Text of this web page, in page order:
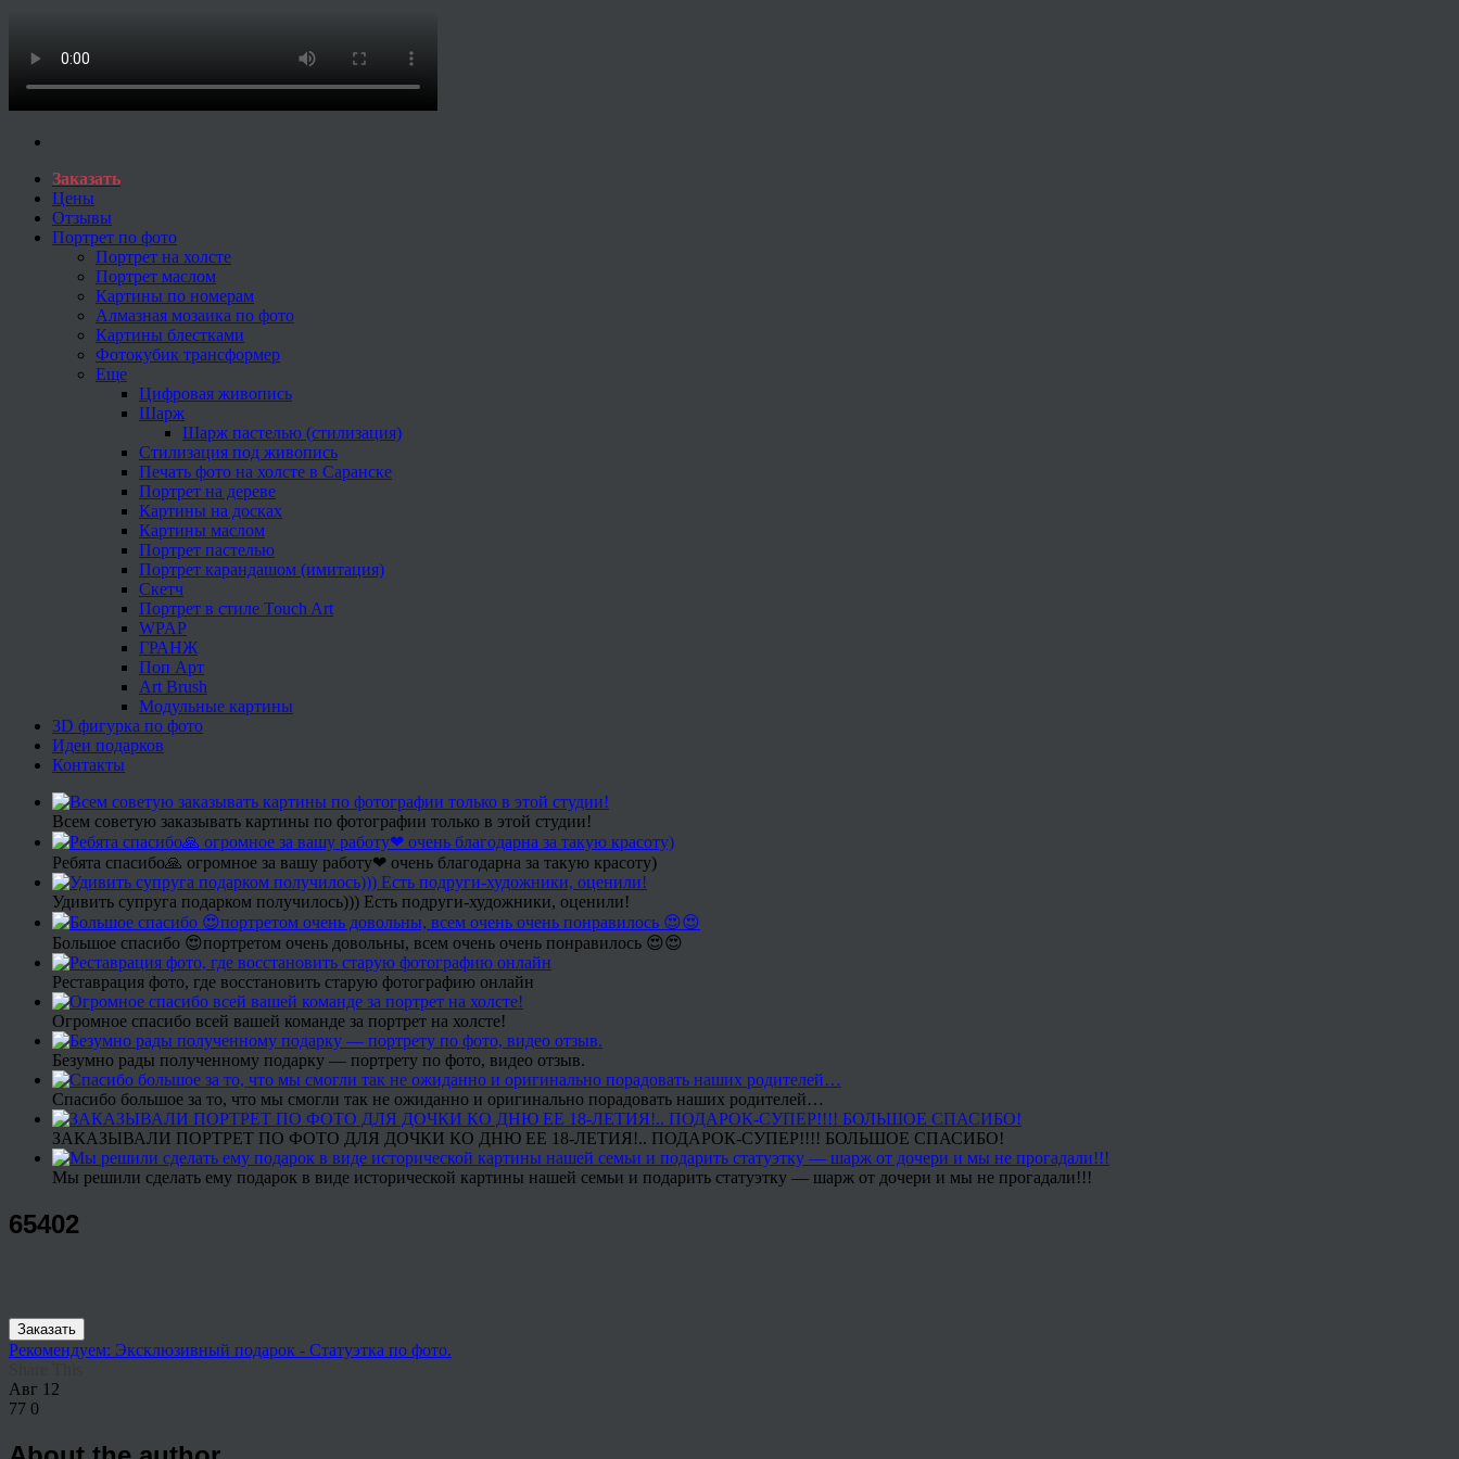
Заказать
Цены
Отзывы
Портрет по фото
Портрет на холсте
Портрет маслом
Картины по номерам
Алмазная мозаика по фото
Картины блестками
Фотокубик трансформер
Еще
Цифровая живопись
Шарж
Шарж пастелью (стилизация)
Стилизация под живопись
Печать фото на холсте в Саранске
Портрет на дереве
Картины на досках
Картины маслом
Портрет пастелью
Портрет карандашом (имитация)
Скетч
Портрет в стиле Touch Art
WPAP
ГРАНЖ
Поп Арт
Art Brush
Модульные картины
3D фигурка по фото
Идеи подарков
Контакты
Всем советую заказывать картины по фотографии только в этой студии!
Ребята спасибо🙏 огромное за вашу работу❤ очень благодарна за такую красоту)
Удивить супруга подарком получилось))) Есть подруги-художники, оценили!
Большое спасибо 😍портретом очень довольны, всем очень очень понравилось 😍😍
Реставрация фото, где восстановить старую фотографию онлайн
Огромное спасибо всей вашей команде за портрет на холсте!
Безумно рады полученному подарку — портрету по фото, видео отзыв.
Спасибо большое за то, что мы смогли так не ожиданно и оригинально порадовать наших родителей…
ЗАКАЗЫВАЛИ ПОРТРЕТ ПО ФОТО ДЛЯ ДОЧКИ КО ДНЮ ЕЕ 18-ЛЕТИЯ!.. ПОДАРОК-СУПЕР!!!! БОЛЬШОЕ СПАСИБО!
Мы решили сделать ему подарок в виде исторической картины нашей семьи и подарить статуэтку — шарж от дочери и мы не прогадали!!!
65402
Заказать
Рекомендуем: Эксклюзивный подарок - Статуэтка по фото.
Авг 12
77 0